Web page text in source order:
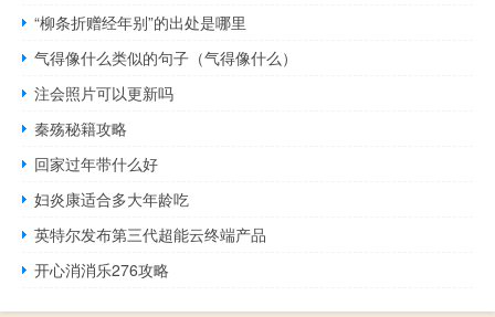
“柳条折赠经年别”的出处是哪里
气得像什么类似的句子（气得像什么）
注会照片可以更新吗
秦殇秘籍攻略
回家过年带什么好
妇炎康适合多大年龄吃
英特尔发布第三代超能云终端产品
开心消消乐276攻略